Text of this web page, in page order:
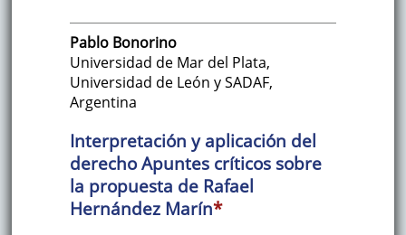
Pablo Bonorino
Universidad de Mar del Plata,
Universidad de León y SADAF,
Argentina
Interpretación y aplicación del
derecho Apuntes críticos sobre
la propuesta de Rafael
Hernández Marín*